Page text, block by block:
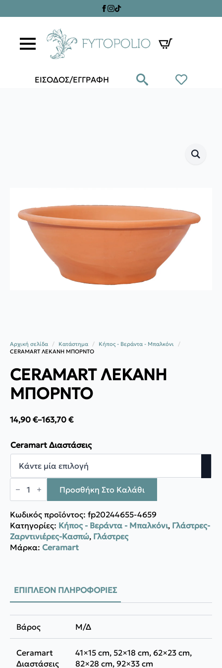
ΕΙΣΟΔΟΣ/ΕΓΓΡΑΦΗ
Αρχική σελίδα Κατάστημα
Κήπος - Βεράντα - Μπαλκόνι
CERAMART ΛΕΚΑΝΗ ΜΠΟΡΝΤΟ
CERAMART ΛΕΚΑΝΗ
ΜΠΟΡΝΤΟ
14,90 €–163,70 €
Price
14,90 €
through
163,70 €
Ceramart Διαστάσεις
CERAMART
ΛΕΚΑΝΗ
ΜΠΟΡΝΤΟ
Προσθήκη Στο Καλάθι
Κωδικός προϊόντος: fp20244655-4659
Κατηγορίες: Κήπος - Βεράντα - Μπαλκόνι, Γλάστρες-
Ζαρντινιέρες-Κασπώ, Γλάστρες
Μάρκα: Ceramart
ΕΠΙΠΛΈΟΝ ΠΛΗΡΟΦΟΡΊΕΣ
Βάρος Μ/Δ
Ceramart
Διαστάσεις
41×15 cm, 52×18 cm, 62×23 cm,
82×28 cm, 92×33 cm